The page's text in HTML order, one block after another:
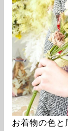
お着物の色